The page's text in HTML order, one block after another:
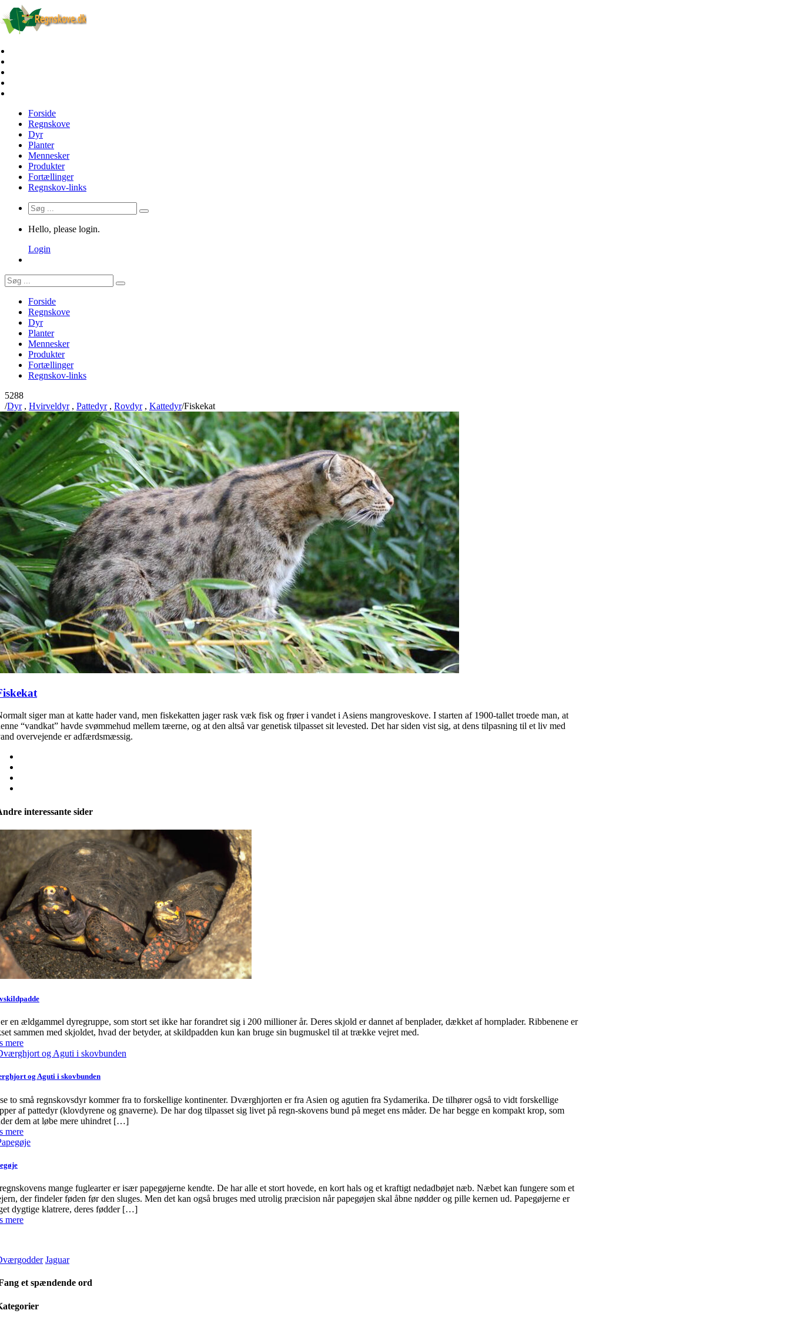
Forside
Regnskove
Dyr
Planter
Mennesker
Produkter
Fortællinger
Regnskov-links
Hello, please login.
Login
Forside
Regnskove
Dyr
Planter
Mennesker
Produkter
Fortællinger
Regnskov-links
5288
/Dyr, Hvirveldyr, Pattedyr, Rovdyr, Kattedyr/Fiskekat
siger man at katte hader vand, men fiskekatten jager rask væk fisk og frøer i vandet i Asiens mangroveskove. I starten af 1900-tallet troede man, at
“vandkat” havde svømmehud mellem tæerne, og at den altså var genetisk tilpasset sit levested. Det har siden vist sig, at dens tilpasning til et liv med
overvejende er adfærdsmæssig.
interessante sider
en ældgammel dyregruppe, som stort set ikke har forandret sig i 200 millioner år. Deres skjold er dannet af benplader, dækket af hornplader. Ribbenene er
sammen med skjoldet, hvad der betyder, at skildpadden kun kan bruge sin bugmuskel til at trække vejret med.
mere
og Aguti i skovbunden
to små regnskovsdyr kommer fra to forskellige kontinenter. Dværghjorten er fra Asien og agutien fra Sydamerika. De tilhører også to vidt forskellige
af pattedyr (klovdyrene og gnaverne). De har dog tilpasset sig livet på regn-skovens bund på meget ens måder. De har begge en kompakt krop, som
dem at løbe mere uhindret […]
mere
mange fuglearter er især papegøjerne kendte. De har alle et stort hovede, en kort hals og et kraftigt nedadbøjet næb. Næbet kan fungere som et
der findeler føden før den sluges. Men det kan også bruges med utrolig præcision når papegøjen skal åbne nødder og pille kernen ud. Papegøjerne er
dygtige klatrere, deres fødder […]
mere
Jaguar
et spændende ord